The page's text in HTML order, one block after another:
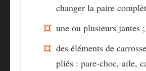
changer la paire
une ou plusieurs jantes ;
des éléments de
pliés : pare-choc, aile,